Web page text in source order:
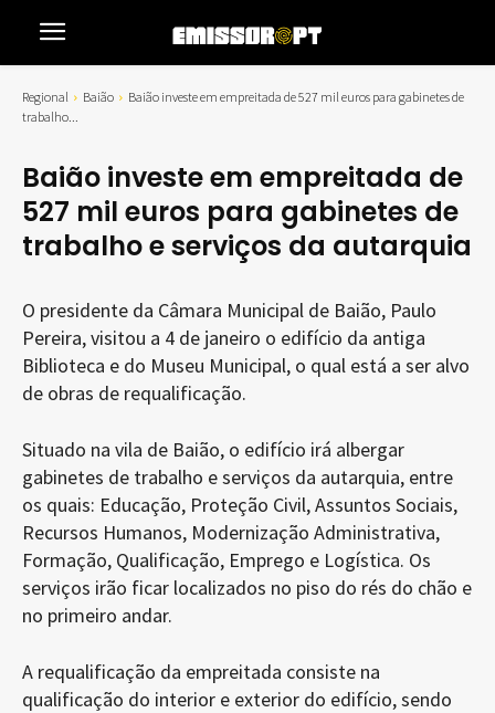
Regional Baião
Baião investe em empreitada de 527 mil euros para gabinetes de
trabalho...
Baião investe em empreitada de
527 mil euros para gabinetes de
trabalho e serviços da autarquia
O presidente da Câmara Municipal de Baião, Paulo
Pereira, visitou a 4 de janeiro o edifício da antiga
Biblioteca e do Museu Municipal, o qual está a ser alvo
de obras de requalificação.
Situado na vila de Baião, o edifício irá albergar
gabinetes de trabalho e serviços da autarquia, entre
os quais: Educação, Proteção Civil, Assuntos Sociais,
Recursos Humanos, Modernização Administrativa,
Formação, Qualificação, Emprego e Logística. Os
serviços irão ficar localizados no piso do rés do chão e
no primeiro andar.
A requalificação da empreitada consiste na
qualificação do interior e exterior do edifício, sendo